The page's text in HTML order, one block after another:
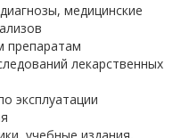
медицинские
препаратам
лекарственных
эксплуатации